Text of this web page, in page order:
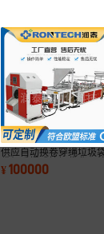
供应自动换卷穿绳垃圾
袋机手提式垃圾袋背心
垃圾袋
¥100000